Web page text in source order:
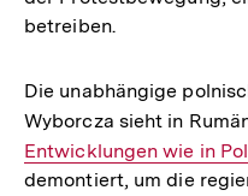
betreiben.
Die unabhängige
Wyborcza sieht in
Entwicklungen wie in
demontiert, um die